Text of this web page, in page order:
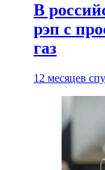
В
рэп с
газ
12 месяцев